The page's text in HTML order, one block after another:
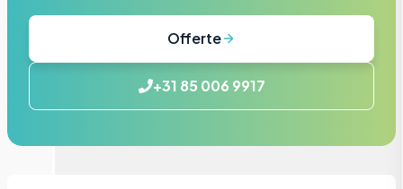
Offerte
+31 85 006 9917